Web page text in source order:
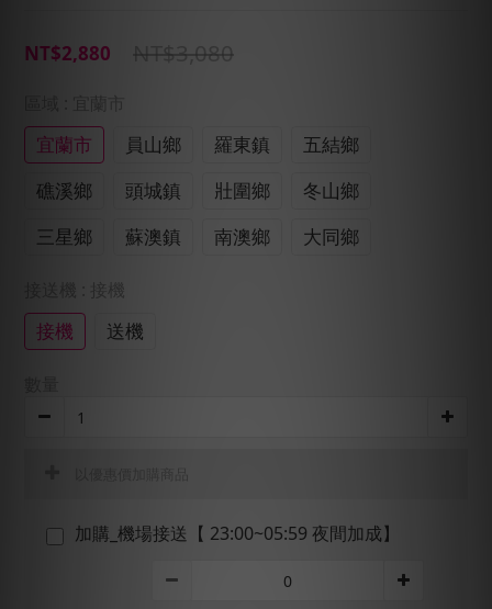
NT$3,080
NT$2,880
宜蘭市 員山鄉 羅東鎮
五結鄉
礁溪鄉
頭城鎮 壯圍鄉
冬山鄉
三星鄉
蘇澳鎮 南澳鄉 大同鄉
: 接機
接機 送機
加購_機場接送【 23:00~05:59 夜間加成】